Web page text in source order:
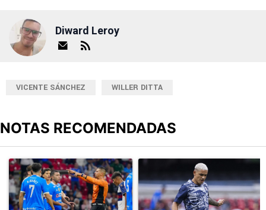
Diward Leroy
VICENTE SÁNCHEZ WILLER DITTA
NOTAS RECOMENDADAS
Un artículo de tendencia con el título "Cruz Azul 2-3 Atlante:
Un artículo de tendencia con